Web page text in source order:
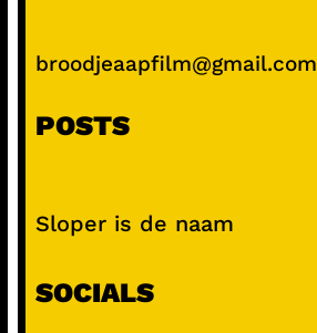
broodjeaapfilm@gmail.com
POSTS
Sloper is de naam
SOCIALS